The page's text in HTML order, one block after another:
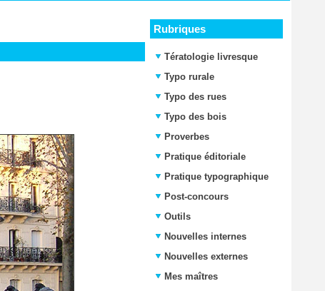
Rubriques
Tératologie livresque
Typo rurale
Typo des rues
Typo des bois
Proverbes
Pratique éditoriale
Pratique typographique
Post-concours
Outils
Nouvelles internes
Nouvelles externes
Mes maîtres